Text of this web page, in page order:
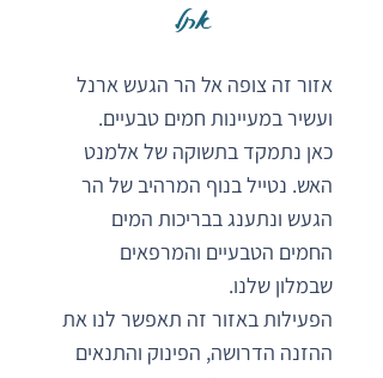
ארנל
אזור זה צופה אל הר הגעש ארנל
ועשיר במעיינות חמים טבעיים.
כאן נתמקד בתשוקה של אלמנט
האש. נטייל בנוף המרהיב של הר
הגעש ונתענג בבריכות המים
החמים הטבעיים והמרפאים
שבמלון שלנו.
הפעילות באזור זה תאפשר לנו את
ההזנה הדרושה, הפינוק והתנאים